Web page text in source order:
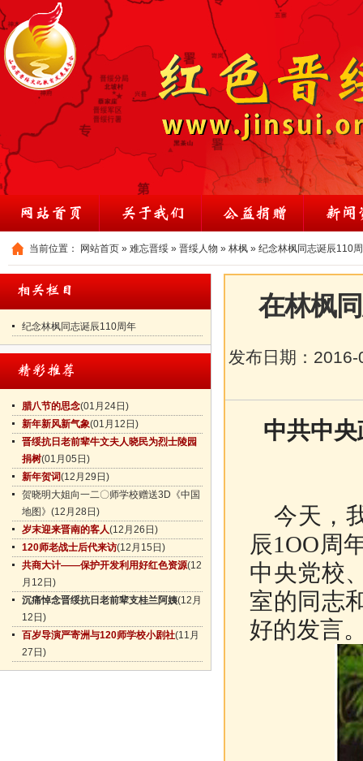
当前位置： 网站首页 » 难忘晋绥 » 晋绥人物 » 林枫 » 纪念林枫同志诞辰110
纪念林枫同志诞辰110周年
腊八节的思念(01月24日)
新年新风新气象(01月12日)
晋绥抗日老前辈牛文夫人晓民为烈士陵园
捐树(01月05日)
新年贺词(12月29日)
贺晓明大姐向一二〇师学校赠送3D《中国
地图》 (12月28日)
岁末迎来晋南的客人(12月26日)
120师老战士后代来访(12月15日)
共商大计——保护开发利用好红色资源(12
月12日)
沉痛悼念晋绥抗日老前辈支桂兰阿姨(12月
12日)
百岁导演严寄洲与120师学校小剧社(11月
27日)
在林枫
发布日期： 2016-
中共中
今天，
辰1OO周
中央党校
室的同志
好的发言